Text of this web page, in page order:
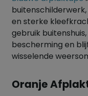
en sterke
gebruik
bescherming en
wisselende
Oranje